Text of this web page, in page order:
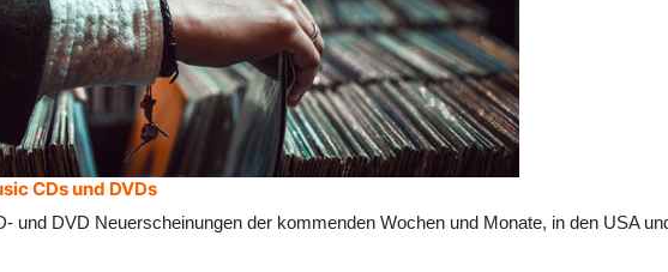
CDs und DVDs
und DVD Neuerscheinungen der kommenden Wochen und Monate, in den USA